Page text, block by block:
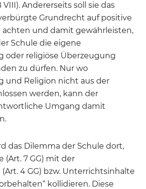
VIII). Andererseits soll sie das
Grundrecht auf positive
achten und damit gewährleisten,
Schule die eigene
oder religiöse Überzeugung
zu dürfen. Nur wo
und Religion nicht aus der
werden, kann der
Umgang damit
das Dilemma der Schule dort,
(Art. 7 GG) mit der
4 GG) bzw. Unterrichtsinhalte
kollidieren. Diese